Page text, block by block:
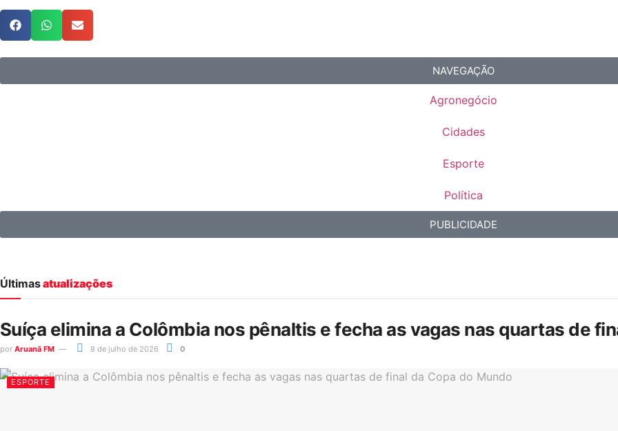
NAVEGAÇÃO
Agronegócio
Cidades
Esporte
Política
PUBLICIDADE
Últimasatualizações
Suíça elimina a Colômbia nos pênaltis e fecha as vagas nas quartas de
por Aruanã FM 8 de julho de 2026 0
ESPORTE